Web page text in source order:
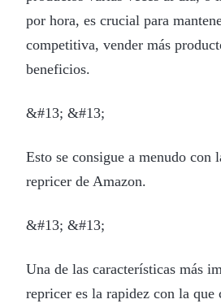
por hora, es crucial para
competitiva, vender más
beneficios.
&#13; &#13;
Esto se consigue a menudo con
repricer de Amazon.
&#13; &#13;
Una de las características más
repricer es la rapidez con la que